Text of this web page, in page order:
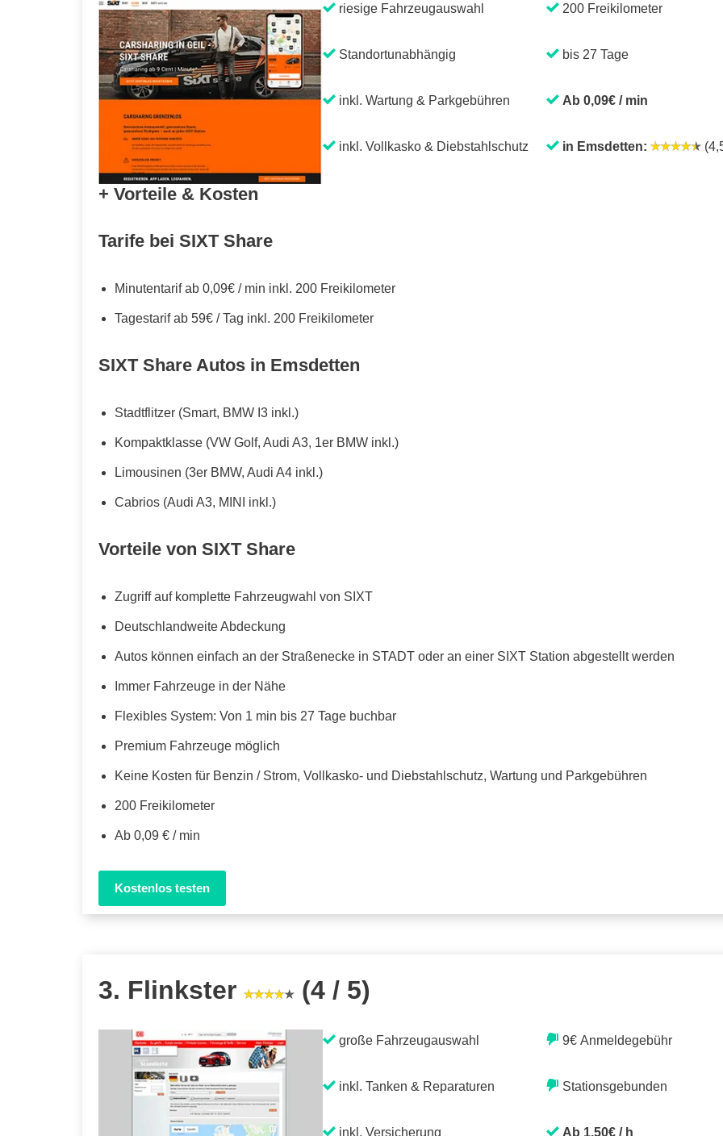
riesige Fahrzeugauswahl
Standortunabhängig
inkl. Wartung & Parkgebühren
inkl. Vollkasko & Diebstahlschutz
200 Freikilometer
bis 27 Tage
Ab 0,09€ / min
in Emsdetten:
+ Vorteile & Kosten
Tarife bei SIXT Share
Minutentarif ab 0,09€ / min inkl. 200 Freikilometer
Tagestarif ab 59€ / Tag inkl. 200 Freikilometer
SIXT Share Autos in Emsdetten
Stadtflitzer (Smart, BMW I3 inkl.)
Kompaktklasse (VW Golf, Audi A3, 1er BMW inkl.)
Limousinen (3er BMW, Audi A4 inkl.)
Cabrios (Audi A3, MINI inkl.)
Vorteile von SIXT Share
Zugriff auf komplette Fahrzeugwahl von SIXT
Deutschlandweite Abdeckung
Autos können einfach an der Straßenecke in STADT oder an einer SIXT Station abgestellt werden
Immer Fahrzeuge in der Nähe
Flexibles System: Von 1 min bis 27 Tage buchbar
Premium Fahrzeuge möglich
Keine Kosten für Benzin / Strom, Vollkasko- und Diebstahlschutz, Wartung und Parkgebühren
200 Freikilometer
Ab 0,09 € / min
Kostenlos testen
3. Flinkster (4 / 5)
große Fahrzeugauswahl
inkl. Tanken & Reparaturen
inkl. Versicherung
9€ Anmeldegebühr
Stationsgebunden
Ab 1,50€ / h